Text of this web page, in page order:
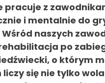
z
i mentalnie do
naszych
po
o którym
liczy się nie tylko